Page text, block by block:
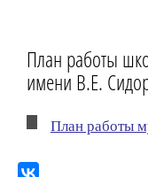
План работы
имени В.Е.
План работы